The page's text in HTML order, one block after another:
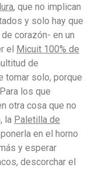
, que no implican
y solo hay que
corazón- en un
el Micuit 100% de
de
tomar solo, porque
los que
otra cosa que no
la Paletilla de
en el horno
y esperar
descorchar el